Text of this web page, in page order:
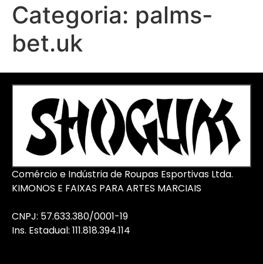
Categoria: palms-
bet.uk
Comércio e Indústria de Roupas Esportivas Ltda.
KIMONOS E FAIXAS PARA ARTES MARCIAIS
CNPJ: 57.633.380/0001-19
Ins. Estadual: 111.818.394.114